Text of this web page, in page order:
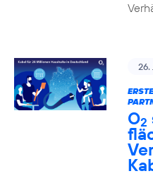
26.
O2